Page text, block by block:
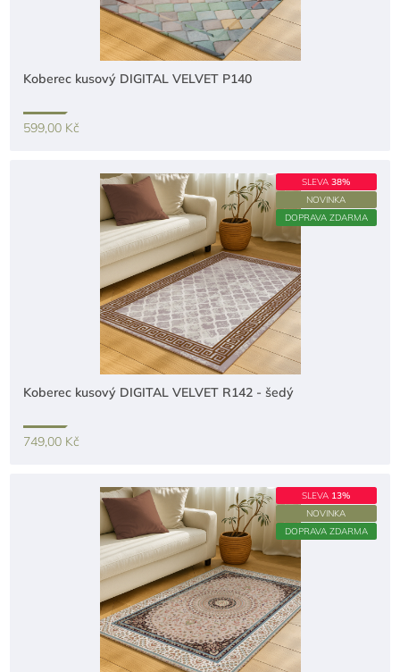
Koberec kusový DIGITAL VELVET P140
599,00 Kč
SLEVA38%
NOVINKA
DOPRAVA ZDARMA
Koberec kusový DIGITAL VELVET R142 - šedý
749,00 Kč
SLEVA 13%
NOVINKA
DOPRAVA ZDARMA